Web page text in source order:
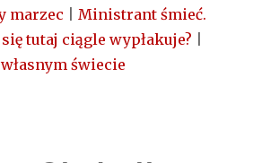
marzec
Ministrant śmieć.
tutaj ciągle wypłakuje?
świecie